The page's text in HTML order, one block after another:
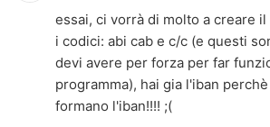
essai, ci vorrà di molto a creare
i codici: abi cab e c/c (e questi
devi avere per forza per far
programma), hai gia l'iban
formano l'iban!!!! ;(